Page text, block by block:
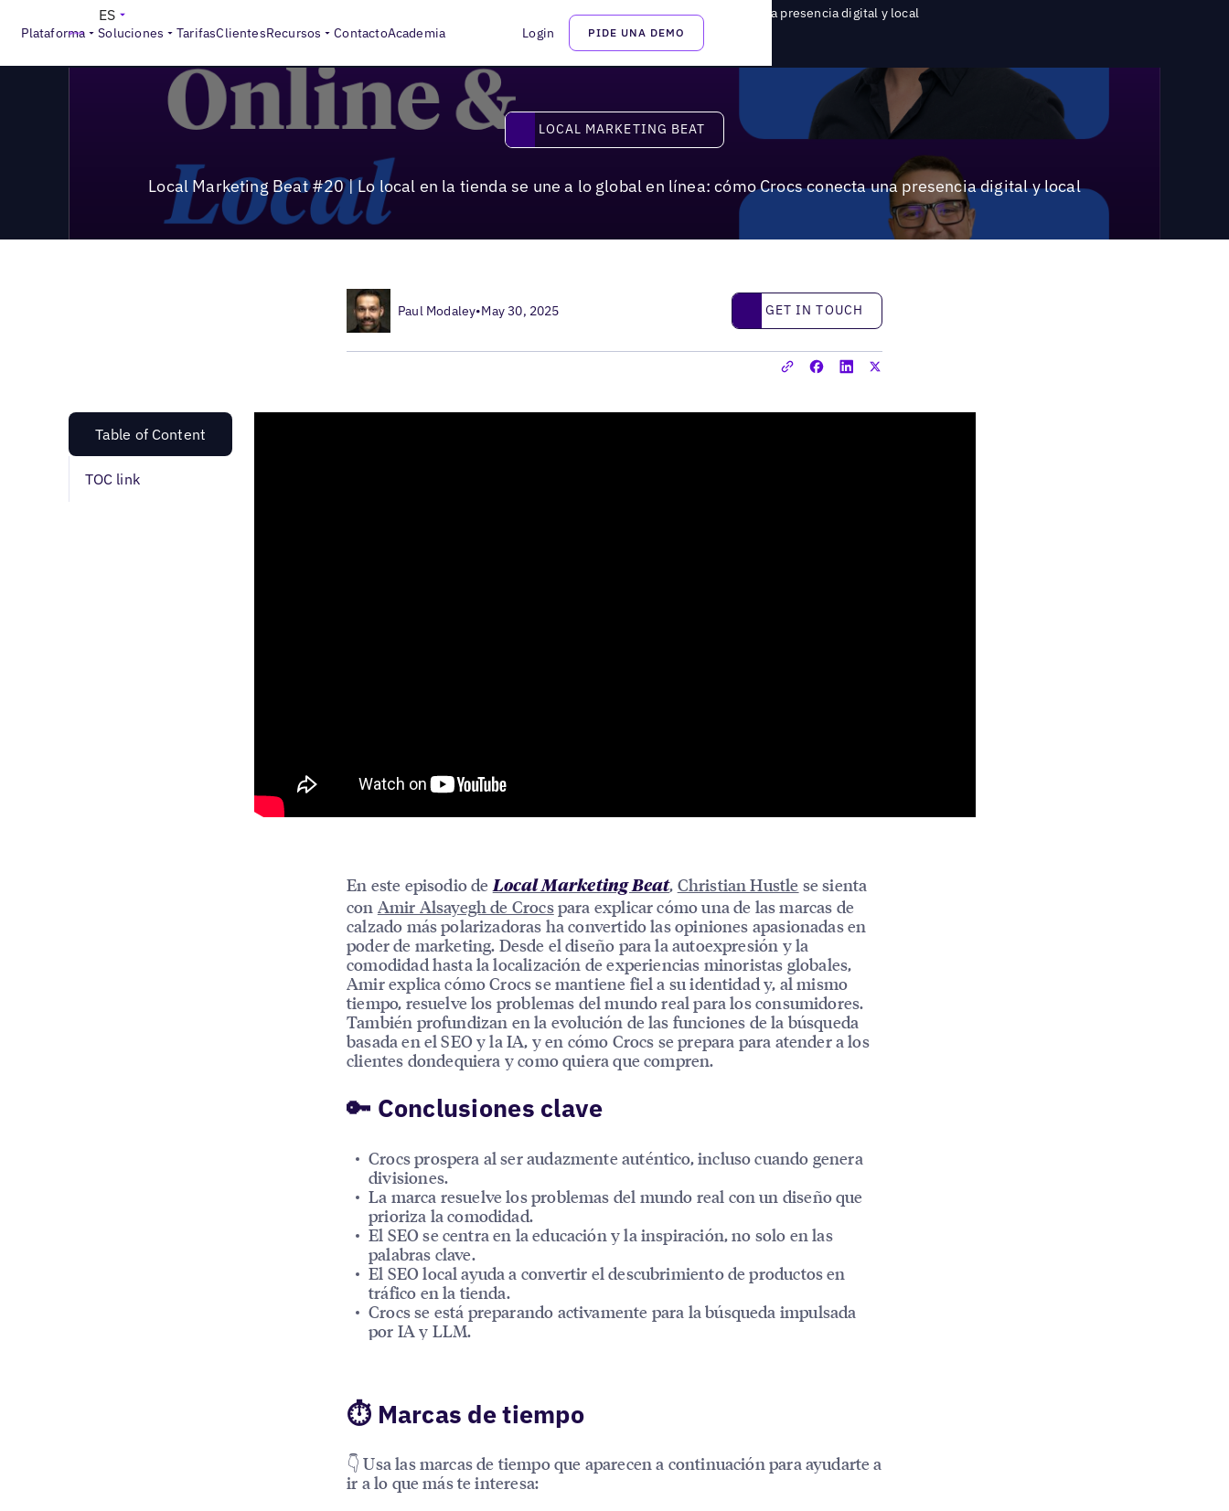
Plataforma Soluciones TarifasClientesRecursos ContactoAcademia Login PIDE UNA DEMO
ES
Local Marketing Beat Local Marketing Beat #20 | Lo local en la tienda se une a lo global en línea: cómo Crocs conecta una presencia digital y local
Local Marketing Beat
LOCAL MARKETING BEAT
Local Marketing Beat #20 | Lo local en la tienda se une a lo global en línea: cómo Crocs conecta una presencia digital y local
Paul Modaley•May 30, 2025 Get in touch
GET IN TOUCH
Table of Content
TOC link
En este episodio de Local Marketing Beat, Christian Hustle se sienta
con Amir Alsayegh de Crocspara explicar cómo una de las marcas de
calzado más polarizadoras ha convertido las opiniones apasionadas en
poder de marketing. Desde el diseño para la autoexpresión y la
comodidad hasta la localización de experiencias minoristas globales,
Amir explica cómo Crocs se mantiene fiel a su identidad y, al mismo
tiempo, resuelve los problemas del mundo real para los consumidores.
También profundizan en la evolución de las funciones de la búsqueda
basada en el SEO y la IA, y en cómo Crocs se prepara para atender a los
clientes dondequiera y como quiera que compren.
🔑 Conclusiones clave
Crocs prospera al ser audazmente auténtico, incluso cuando genera
divisiones.
La marca resuelve los problemas del mundo real con un diseño que
prioriza la comodidad.
El SEO se centra en la educación y la inspiración, no solo en las
palabras clave.
El SEO local ayuda a convertir el descubrimiento de productos en
tráfico en la tienda.
Crocs se está preparando activamente para la búsqueda impulsada
por IA y LLM.
⏱ Marcas de tiempo
👇 Usa las marcas de tiempo que aparecen a continuación para ayudarte a
ir a lo que más te interesa: